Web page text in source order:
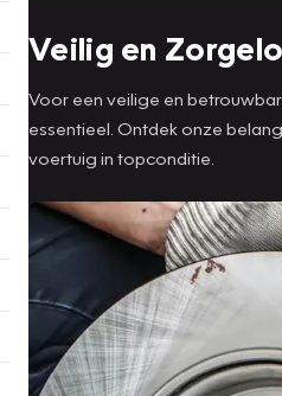
Veilig en
Voor een veilige en
essentieel. Ontdek onze
voertuig in topconditie.